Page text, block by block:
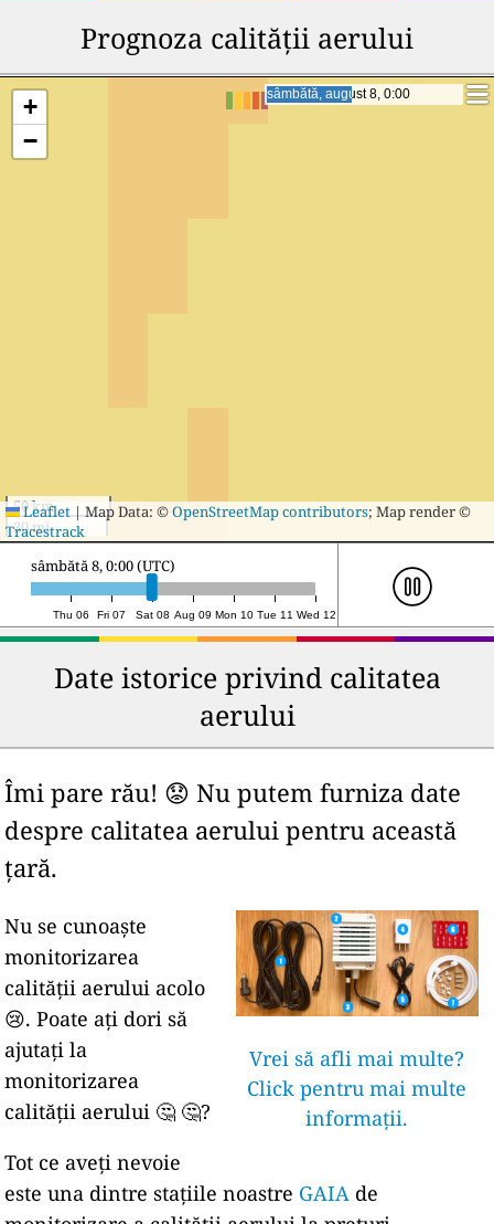
Prognoza calității aerului
sâmbătă, august 8, 17:00
sâmbătă, august 8, 17:00
+
−
50 km
30 mi
Leaflet|Map Data: ©OpenStreetMap contributors; Map render ©
Tracestrack
Thu 06 Fri 07 Sat 08 Aug 09 Mon 10 Tue 11 Wed 12
sâmbătă 8, 17:00 (UTC)
Date istorice privind calitatea
aerului
Îmi pare rău! 😟 Nu putem furniza date
despre calitatea aerului pentru această
țară.
Vrei să afli mai multe?
Click pentru mai multe
informații.
Nu se cunoaște
monitorizarea
calității aerului acolo
😢. Poate ați dori să
ajutați la
monitorizarea
calității aerului 🤔 🤔?
Tot ce aveți nevoie
este una dintre stațiile noastre GAIA de